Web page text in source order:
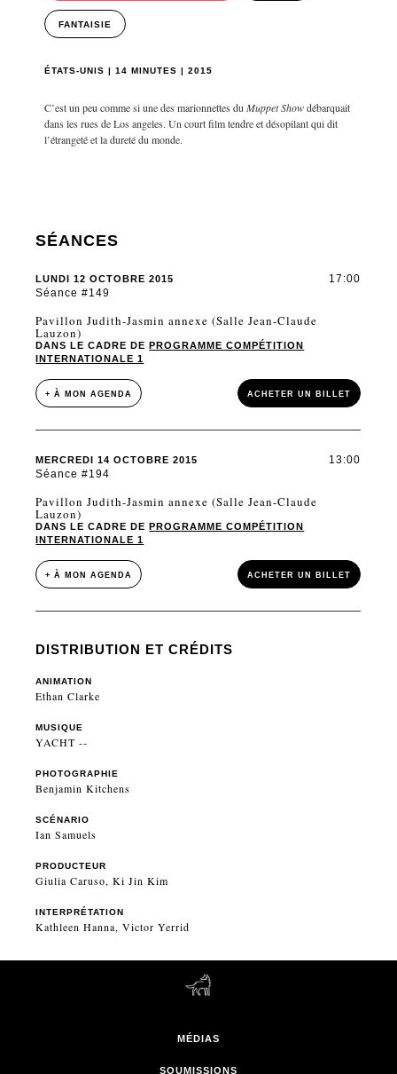
FANTAISIE
ÉTATS-UNIS | 14 MINUTES | 2015
C’est un peu comme si une des marionnettes duMuppet Showdébarquait
dans les rues de Los angeles. Un court film tendre et désopilant qui dit
l’étrangeté et la dureté du monde.
SÉANCES
LUNDI 12 OCTOBRE 2015
Séance #149
17:00
Pavillon Judith-Jasmin annexe (Salle Jean-Claude
Lauzon)
DANS LE CADRE DEPROGRAMME COMPÉTITION
INTERNATIONALE 1
+ À MON AGENDA ACHETER UN BILLET
MERCREDI 14 OCTOBRE 2015
Séance #194
13:00
Pavillon Judith-Jasmin annexe (Salle Jean-Claude
Lauzon)
DANS LE CADRE DEPROGRAMME COMPÉTITION
INTERNATIONALE 1
+ À MON AGENDA ACHETER UN BILLET
DISTRIBUTION ET CRÉDITS
ANIMATION
Ethan Clarke
MUSIQUE
YACHT --
PHOTOGRAPHIE
Benjamin Kitchens
SCÉNARIO
Ian Samuels
PRODUCTEUR
Giulia Caruso, Ki Jin Kim
INTERPRÉTATION
Kathleen Hanna, Victor Yerrid
MÉDIAS
SOUMISSIONS